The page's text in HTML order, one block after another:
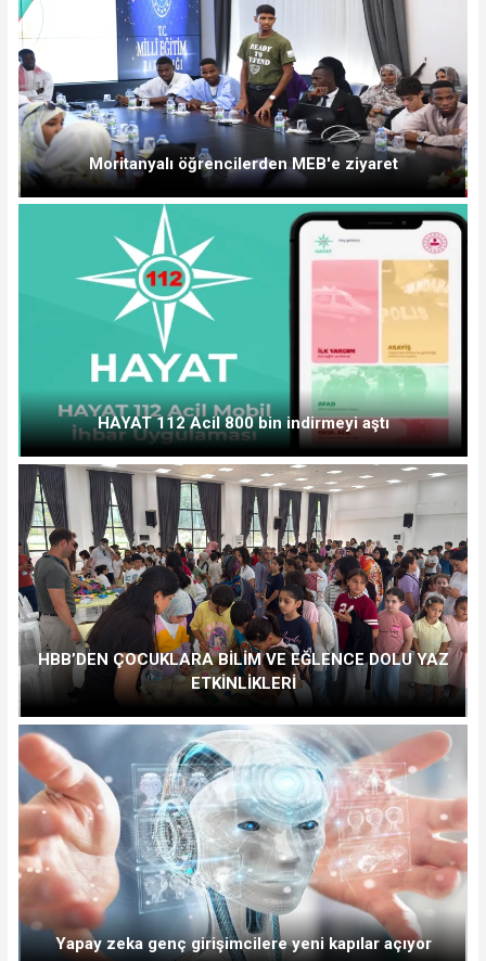
Moritanyalı öğrencilerden MEB'e ziyaret
HAYAT 112 Acil 800 bin indirmeyi aştı
HBB’DEN ÇOCUKLARA BİLİM VE EĞLENCE DOLU YAZ
ETKİNLİKLERİ
Yapay zeka genç girişimcilere yeni kapılar açıyor